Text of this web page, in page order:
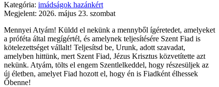
Kategória: imádságok hazánkért
Megjelent: 2026. május 23. szombat
Mennyei Atyám! Küldd el nekünk a mennyből ígéretedet, amelyeket
a próféta által megígértél, és amelynek teljesítésére Szent Fiad is
kötelezettséget vállalt! Teljesítsd be, Urunk, adott szavadat,
amelyben hittünk, mert Szent Fiad, Jézus Krisztus közvetítette azt
nekünk. Atyám, tölts el engem Szentlelkeddel, hogy részesüljek az
új életben, amelyet Fiad hozott el, hogy én is Fiadként élhessek
Őbenne!